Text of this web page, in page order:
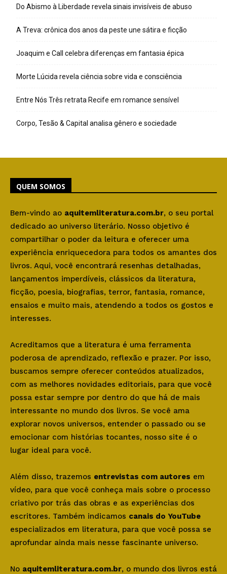
Do Abismo à Liberdade revela sinais invisíveis de abuso
A Treva: crônica dos anos da peste une sátira e ficção
Joaquim e Call celebra diferenças em fantasia épica
Morte Lúcida revela ciência sobre vida e consciência
Entre Nós Três retrata Recife em romance sensível
Corpo, Tesão & Capital analisa gênero e sociedade
QUEM SOMOS
Bem-vindo ao aquitemliteratura.com.br, o seu portal
dedicado ao universo literário. Nosso objetivo é
compartilhar o poder da leitura e oferecer uma
experiência enriquecedora para todos os amantes dos
livros. Aqui, você encontrará resenhas detalhadas,
lançamentos imperdíveis, clássicos da literatura,
ficção, poesia, biografias, terror, fantasia, romance,
ensaios e muito mais, atendendo a todos os gostos e
interesses.
Acreditamos que a literatura é uma ferramenta
poderosa de aprendizado, reflexão e prazer. Por isso,
buscamos sempre oferecer conteúdos atualizados,
com as melhores novidades editoriais, para que você
possa estar sempre por dentro do que há de mais
interessante no mundo dos livros. Se você ama
explorar novos universos, entender o passado ou se
emocionar com histórias tocantes, nosso site é o
lugar ideal para você.
Além disso, trazemos entrevistas com autores em
vídeo, para que você conheça mais sobre o processo
criativo por trás das obras e as experiências dos
escritores. Também indicamos canais do YouTube
especializados em literatura, para que você possa se
aprofundar ainda mais nesse fascinante universo.
No aquitemliteratura.com.br, o mundo dos livros está